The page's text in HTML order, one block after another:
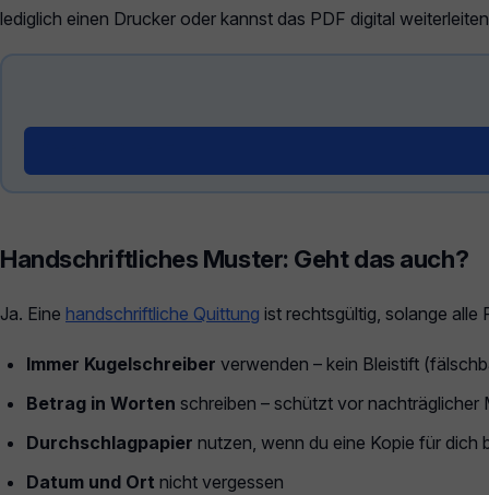
lediglich einen Drucker oder kannst das PDF digital
Handschriftliches Muster: Geht das auch?
Ja. Eine handschriftliche Quittung ist rechtsgültig, solange alle
Immer Kugelschreiber verwenden – kein Bleistift
Betrag in Worten schreiben – schützt vor nachträglicher
Durchschlagpapier nutzen, wenn du eine Kopie für dich
Datum und Ort nicht vergessen